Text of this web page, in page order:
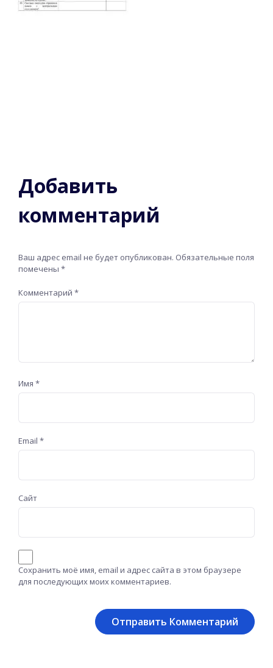
Добавить
комментарий
Ваш адрес email не будет опубликован. Обязательные поля
помечены *
Комментарий *
Имя *
Email *
Сайт
Сохранить моё имя, email и адрес сайта в этом браузере
для последующих моих комментариев.